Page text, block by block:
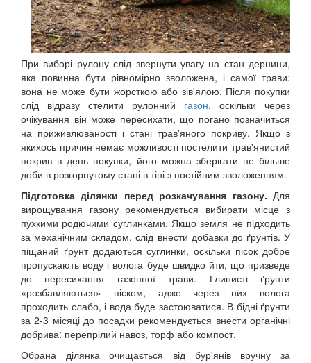
При виборі рулону слід звернути увагу на стан дернини,
яка повинна бути рівномірно зволожена, і самої трави:
вона не може бути жорсткою або зів'ялою. Після покупки
слід відразу стелити рулонний газон, оскільки через
очікування він може пересихати, що погано позначиться
на приживлюваності і стані трав'яного покриву. Якщо з
якихось причин немає можливості постелити трав'янистий
покрив в день покупки, його можна зберігати не більше
доби в розгорнутому стані в тіні з постійним зволоженням.
Підготовка ділянки перед розкачування газону. Для
вирощування газону рекомендується вибирати місце з
пухкими родючими суглинками. Якщо земля не підходить
за механічним складом, слід внести добавки до ґрунтів. У
піщаний ґрунт додаються суглинки, оскільки пісок добре
пропускають воду і волога буде швидко йти, що призведе
до пересихання газонної трави. Глинисті ґрунти
«розбавляються» піском, адже через них волога
проходить слабо, і вода буде застоюватися. В бідні ґрунти
за 2-3 місяці до посадки рекомендується внести органічні
добрива: перепрілий навоз, торф або компост.
Обрана ділянка очищається від бур'янів вручну за